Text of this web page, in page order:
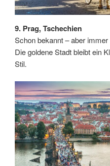
9. Prag, Tschechien
Schon bekannt – aber
Die goldene Stadt bleibt ein
Stil.